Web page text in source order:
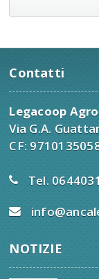
Contatti
Legacoop
Via G.A.
CF:
Tel.
NOTIZIE